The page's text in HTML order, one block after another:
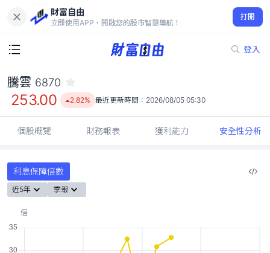
財富自由
立即使用APP，開啟您的股市智慧導航！
打開
登入
253.00
2.82%
騰雲 6870
253.00 2.82% 最近更新時間： 2026/08/05 05:30
個股概覽 財務報表 獲利能力 安全性分析
利息保障倍數
近5年 季報